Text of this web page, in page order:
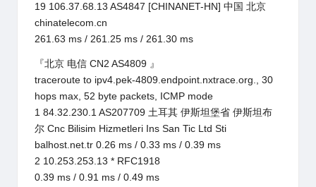
19 106.37.68.13 AS4847 [CHINANET-HN] 中国 北京
chinatelecom.cn
261.63 ms / 261.25 ms / 261.30 ms
『北京 电信 CN2 AS4809 』
traceroute to ipv4.pek-4809.endpoint.nxtrace.org., 30
hops max, 52 byte packets, ICMP mode
1 84.32.230.1 AS207709 土耳其 伊斯坦堡省 伊斯坦布
尔 Cnc Bilisim Hizmetleri Ins San Tic Ltd Sti
balhost.net.tr 0.26 ms / 0.33 ms / 0.39 ms
2 10.253.253.13 * RFC1918
0.39 ms / 0.91 ms / 0.49 ms